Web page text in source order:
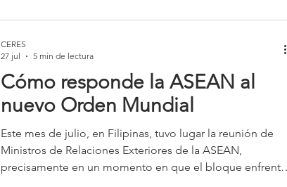
Cómo responde la ASEAN al
nuevo Orden Mundial
Este mes de julio, en Filipinas, tuvo lugar la reunión de
Ministros de Relaciones Exteriores de la ASEAN,
precisamente en un momento en que el bloque enfrenta
CERES
27 jul
5 min de lectura